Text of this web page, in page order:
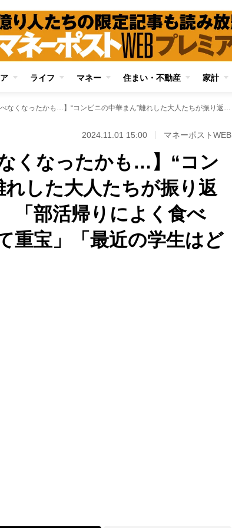
ライフ マネー 住まい・不動産 家計
【そういえば食べなくなったかも…】“コンビニの中華まん”離れした大人たちが振り返る若き日の思い出 「部活帰りによく食べた」「貧乏飯として重宝」「最近の学生はどうしてるの？」
2024.11.01 15:00 マネーポストWEB
くなったかも…】“コン
れした大人たちが振り返
「部活帰りによく食べ
重宝」「最近の学生はど